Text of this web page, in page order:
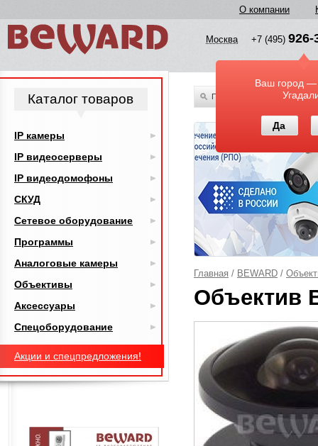
О компании
Москва +7 (495) 926-
Ваш город —
Да
По всему каталогу
Главная / BEWARD /
Объектив
Каталог товаров
IP камеры
IP видеосерверы
IP видеодомофоны
СКУД
Сетевое оборудование
Программы
Аналоговые камеры
Объективы
Аксессуары
Спецоборудование
Акции и спецпредложения!